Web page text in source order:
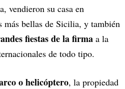
vendieron su casa en
más bellas de Sicilia, y también
fiestas de la firma a la
de todo tipo.
o helicóptero, la propiedad